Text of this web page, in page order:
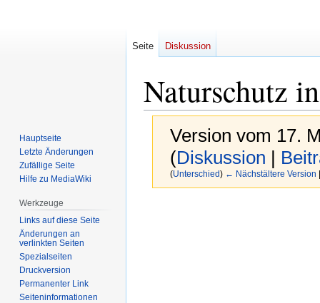
Naturschutz
Version vom 17.
(Diskussion |
(Unterschied) ← Nächstältere Version
Seite Diskussion
Hauptseite
Letzte Änderungen
Zufällige Seite
Hilfe zu MediaWiki
Werkzeuge
Links auf diese Seite
Änderungen an
verlinkten Seiten
Spezialseiten
Druckversion
Permanenter Link
Seiten­informationen